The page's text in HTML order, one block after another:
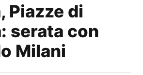
Piazze di
serata con
Milani